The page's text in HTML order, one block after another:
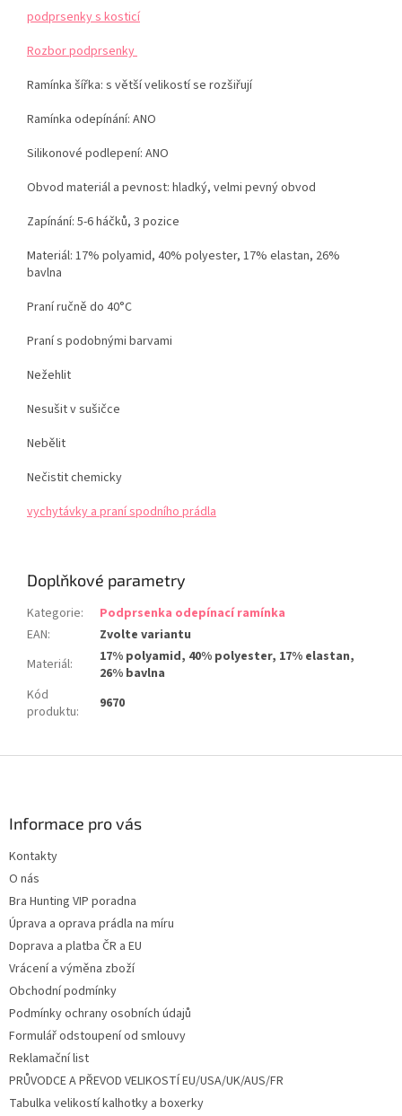
podprsenky s kosticí
Rozbor podprsenky
Ramínka šířka: s větší velikostí se rozšiřují
Ramínka odepínání: ANO
Silikonové podlepení: ANO
Obvod materiál a pevnost: hladký, velmi pevný obvod
Zapínání: 5-6 háčků, 3 pozice
Materiál: 17% polyamid, 40% polyester, 17% elastan, 26%
bavlna
Praní ručně do 40°C
Praní s podobnými barvami
Nežehlit
Nesušit v sušičce
Nebělit
Nečistit chemicky
vychytávky a praní spodního prádla
Doplňkové parametry
Kategorie:
Podprsenka odepínací ramínka
EAN:
Zvolte variantu
Materiál:
17% polyamid, 40% polyester, 17% elastan,
26% bavlna
Kód
produktu: 9670
Informace pro vás
Kontakty
O nás
Bra Hunting VIP poradna
Úprava a oprava prádla na míru
Doprava a platba ČR a EU
Vrácení a výměna zboží
Obchodní podmínky
Podmínky ochrany osobních údajů
Formulář odstoupení od smlouvy
Reklamační list
PRŮVODCE A PŘEVOD VELIKOSTÍ EU/USA/UK/AUS/FR
Tabulka velikostí kalhotky a boxerky